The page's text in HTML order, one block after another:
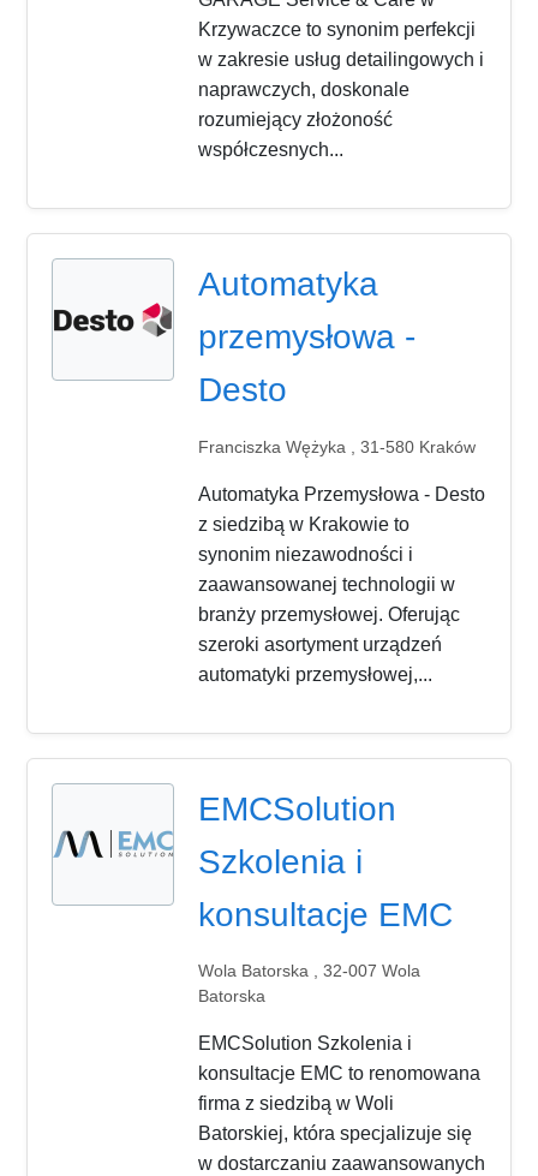
Krzywaczce to synonim perfekcji
w zakresie usług detailingowych i
naprawczych, doskonale
rozumiejący złożoność
współczesnych...
Automatyka
przemysłowa -
Desto
Franciszka Wężyka , 31-580 Kraków
Automatyka Przemysłowa - Desto
z siedzibą w Krakowie to
synonim niezawodności i
zaawansowanej technologii w
branży przemysłowej. Oferując
szeroki asortyment urządzeń
automatyki przemysłowej,...
EMCSolution
Szkolenia i
konsultacje EMC
Wola Batorska , 32-007 Wola
Batorska
EMCSolution Szkolenia i
konsultacje EMC to renomowana
firma z siedzibą w Woli
Batorskiej, która specjalizuje się
w dostarczaniu zaawansowanych